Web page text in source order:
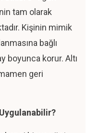
tam olarak
Kişinin mimik
bağlı
boyunca korur. Altı
geri